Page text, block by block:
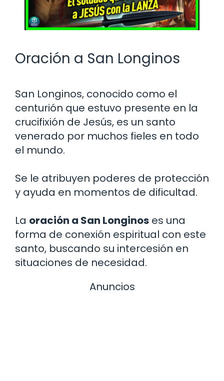
Oración a San Longinos
San Longinos, conocido como el
centurión que estuvo presente en la
crucifixión de Jesús, es un santo
venerado por muchos fieles en todo
el mundo.
Se le atribuyen poderes de protección
y ayuda en momentos de dificultad.
La oración a San Longinos es una
forma de conexión espiritual con este
santo, buscando su intercesión en
situaciones de necesidad.
Anuncios